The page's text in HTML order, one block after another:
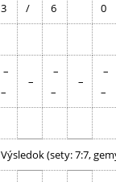
3 / 6 0
–
–
–
–
–
–
–
–
Výsledok (sety: 7:7,